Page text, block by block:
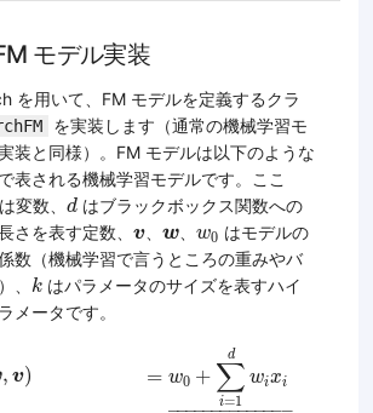
モデル実装
を用いて、FM モデルを定義するクラ
を実装します（通常の機械学習モ
装と同様）。FM モデルは以下のような
表される機械学習モデルです。ここ
は変数、 d
d はブラックボックス関数への
さを表す定数、 v
v w
w w0
w0はモデルの
数（機械学習で言うところの重みやバ
、 k
k はパラメータのサイズを表すハイ
メータです。
, v) = w0 +
d
∑
i=1
wixi
n